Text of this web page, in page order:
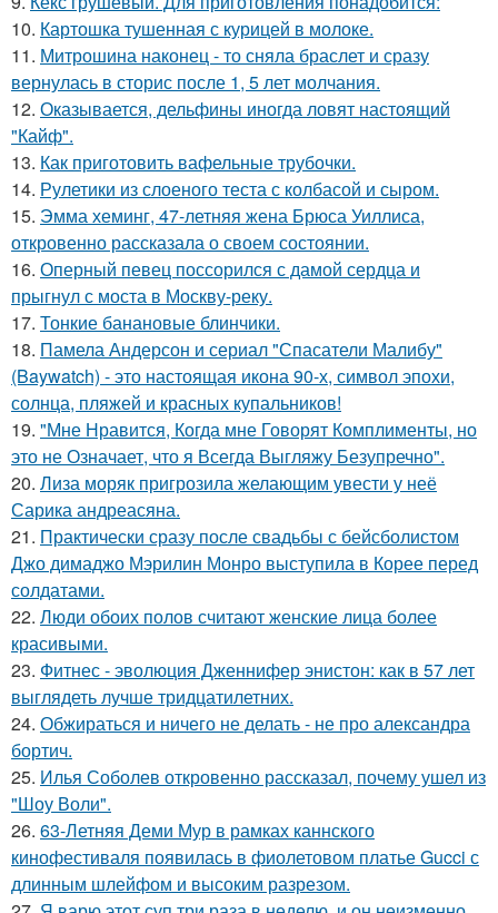
10. Картошка тушенная с курицей в молоке.
11. Митрошина наконец - то сняла браслет и сразу
вернулась в сторис после 1, 5 лет молчания.
12. Оказывается, дельфины иногда ловят настоящий
"Кайф".
13. Как приготовить вафельные трубочки.
14. Рулетики из слоеного теста с колбасой и сыром.
15. Эмма хеминг, 47-летняя жена Брюса Уиллиса,
откровенно рассказала о своем состоянии.
16. Оперный певец поссорился с дамой сердца и
прыгнул с моста в Москву-реку.
17. Тонкие банановые блинчики.
18. Памела Андерсон и сериал "Спасатели Малибу"
(Baywatch) - это настоящая икона 90-х, символ эпохи,
солнца, пляжей и красных купальников!
19. "Мне Нравится, Когда мне Говорят Комплименты, но
это не Означает, что я Всегда Выгляжу Безупречно".
20. Лиза моряк пригрозила желающим увести у неё
Сарика андреасяна.
21. Практически сразу после свадьбы с бейсболистом
Джо димаджо Мэрилин Монро выступила в Корее перед
солдатами.
22. Люди обоих полов считают женские лица более
красивыми.
23. Фитнес - эволюция Дженнифер энистон: как в 57 лет
выглядеть лучше тридцатилетних.
24. Обжираться и ничего не делать - не про александра
бортич.
25. Илья Соболев откровенно рассказал, почему ушел из
"Шоу Воли".
26. 63-Летняя Деми Мур в рамках каннского
кинофестиваля появилась в фиолетовом платье Gucci с
длинным шлейфом и высоким разрезом.